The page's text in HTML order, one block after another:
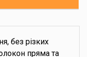
без різких
пряма та